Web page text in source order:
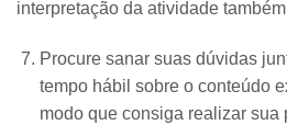
interpretação da atividade
Procure sanar suas dúvidas
tempo hábil sobre o conteúdo
modo que consiga realizar sua